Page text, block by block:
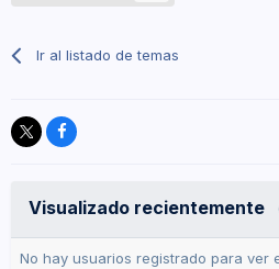
Ir al listado de temas
Visualizado recientemente
No hay usuarios registrado para ver